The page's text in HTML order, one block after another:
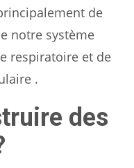
de
notre système
respiratoire et de
.
des